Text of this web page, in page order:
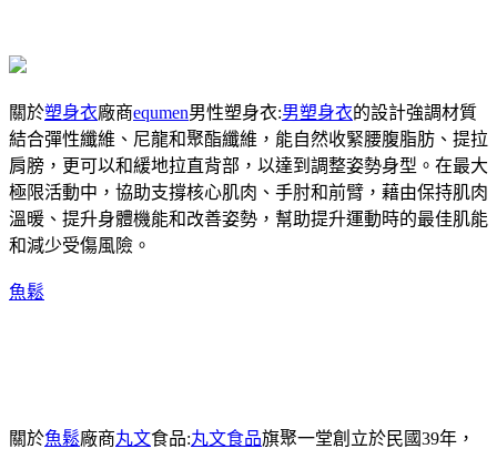
關於塑身衣廠商equmen男性塑身衣:男塑身衣的設計強調材質
結合彈性纖維、尼龍和聚酯纖維，能自然收緊腰腹脂肪、提拉
肩膀，更可以和緩地拉直背部，以達到調整姿勢身型。在最大
極限活動中，協助支撐核心肌肉、手肘和前臂，藉由保持肌肉
溫暖、提升身體機能和改善姿勢，幫助提升運動時的最佳肌能
和減少受傷風險。
魚鬆
關於魚鬆廠商丸文食品:丸文食品旗聚一堂創立於民國39年，